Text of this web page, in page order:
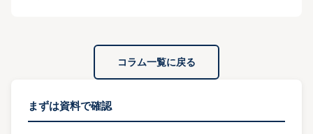
コラム一覧に戻る
まずは資料で確認